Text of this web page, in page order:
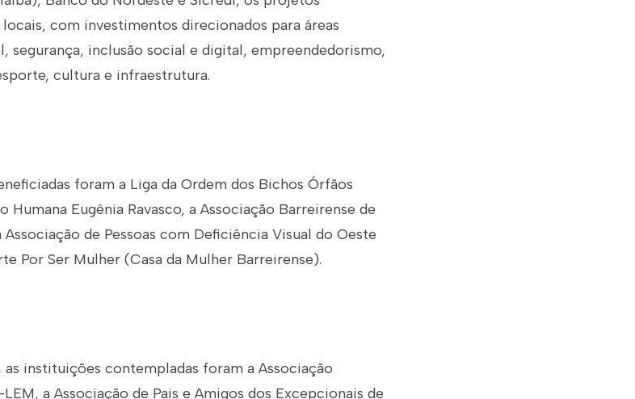
com investimentos direcionados para áreas
segurança, inclusão social e digital, empreendedorismo,
cultura e infraestrutura.
foram a Liga da Ordem dos Bichos Órfãos
Eugênia Ravasco, a Associação Barreirense de
de Pessoas com Deficiência Visual do Oeste
Por Ser Mulher (Casa da Mulher Barreirense).
as instituições contempladas foram a Associação
a Associação de Pais e Amigos dos Excepcionais de